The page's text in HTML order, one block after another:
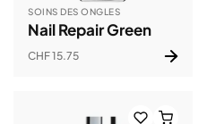
SOINS DES ONGLES
Nail Repair Green
CHF 15.75